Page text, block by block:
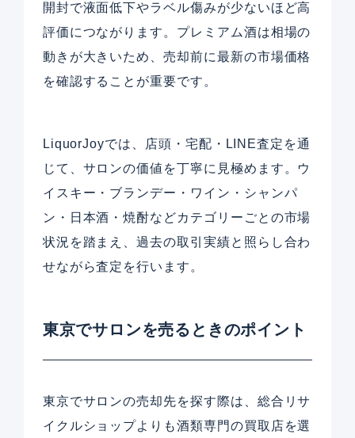
開封で液面低下やラベル傷みが少ないほど高
評価につながります。プレミアム酒は相場の
動きが大きいため、売却前に最新の市場価格
を確認することが重要です。
LiquorJoyでは、店頭・宅配・LINE査定を通
じて、サロンの価値を丁寧に見極めます。ウ
イスキー・ブランデー・ワイン・シャンパ
ン・日本酒・焼酎などカテゴリーごとの市場
状況を踏まえ、過去の取引実績と照らし合わ
せながら査定を行います。
東京でサロンを売るときのポイント
東京でサロンの売却先を探す際は、総合リサ
イクルショップよりも酒類専門の買取店を選